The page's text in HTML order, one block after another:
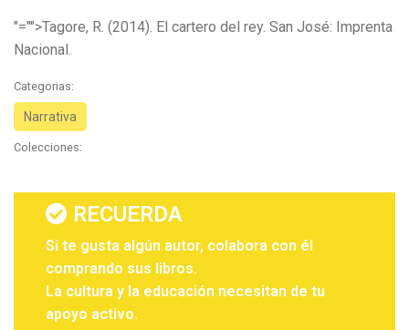
"="">Tagore, R. (2014). El cartero del rey. San José: Imprenta
Nacional.
Categorias:
Narrativa
Colecciones:
RECUERDA
Si te gusta algún autor, colabora con él
comprando sus libros.
La cultura y la educación necesitan de tu
apoyo activo.